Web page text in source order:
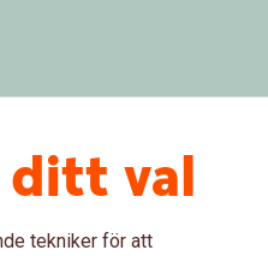
ditt val
tekniker för att